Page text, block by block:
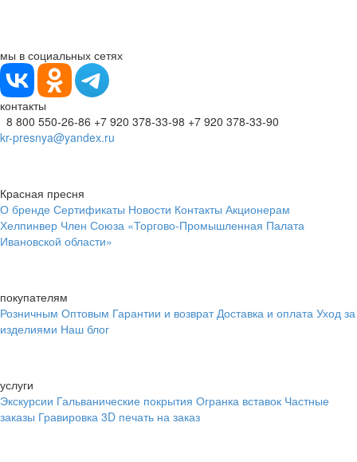
мы в социальных сетях
контакты
8 800 550-26-86 +7 920 378-33-98 +7 920 378-33-90
kr-presnya@yandex.ru
Красная пресня
О бренде Сертификаты Новости Контакты Акционерам
Хелпинвер Член Союза «Торгово-Промышленная Палата
Ивановской области»
покупателям
Розничным Оптовым Гарантии и возврат Доставка и оплата Уход за
изделиями Наш блог
услуги
Экскурсии Гальванические покрытия Огранка вставок Частные
заказы Гравировка 3D печать на заказ